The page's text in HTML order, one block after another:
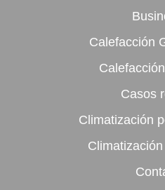
Calefacción
Casos
Climatización